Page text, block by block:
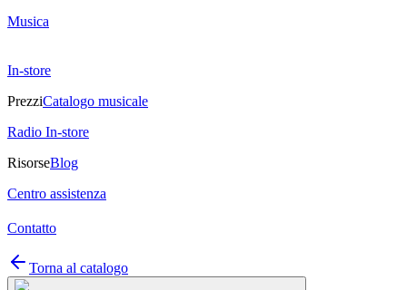
Musica
In-store
PrezziCatalogo musicale
Radio In-store
RisorseBlog
Centro assistenza
Contatto
Torna al catalogo